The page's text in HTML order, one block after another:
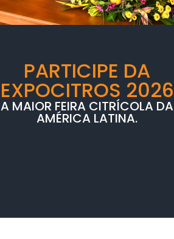
PARTICIPE DA
EXPOCITROS 2026
A MAIOR FEIRA CITRÍCOLA DA
AMÉRICA LATINA.